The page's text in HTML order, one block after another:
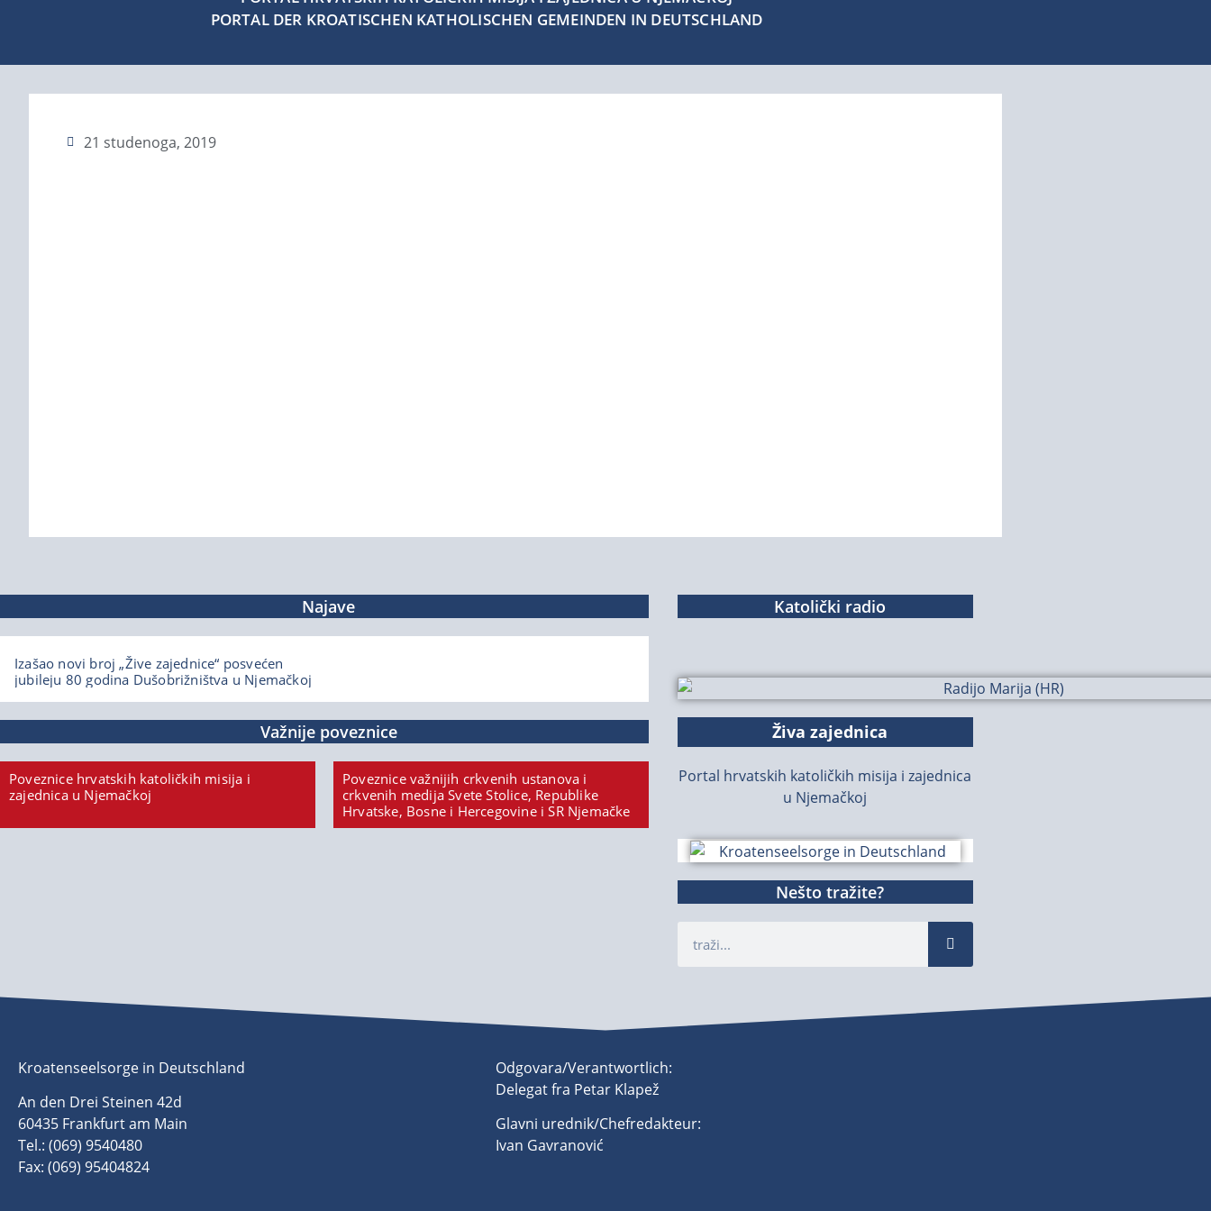
PORTAL DER KROATISCHEN KATHOLISCHEN GEMEINDEN IN DEUTSCHLAND
21 studenoga, 2019
Najave
Izašao novi broj „Žive zajednice“ posvećen
jubileju 80 godina Dušobrižništva u Njemačkoj
Važnije poveznice
Poveznice hrvatskih katoličkih misija i
zajednica u Njemačkoj
Poveznice važnijih crkvenih ustanova i
crkvenih medija Svete Stolice, Republike
Hrvatske, Bosne i Hercegovine i SR Njemačke
Katolički radio
Živa zajednica
Portal hrvatskih katoličkih misija i zajednica
u Njemačkoj
Nešto tražite?
Kroatenseelsorge in Deutschland
An den Drei Steinen 42d
60435 Frankfurt am Main
Tel.: (069) 9540480
Fax: (069) 95404824
Odgovara/Verantwortlich:
Delegat fra Petar Klapež
Glavni urednik/Chefredakteur:
Ivan Gavranović